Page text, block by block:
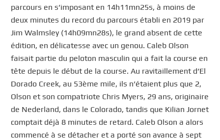
parcours en s’imposant en 14h11mn25s, à moins de
deux minutes du record du parcours établi en 2019 par
Jim Walmsley (14h09mn28s), le grand absent de cette
édition, en délicatesse avec un genou. Caleb Olson
faisait partie du peloton masculin qui a fait la course en
tête depuis le début de la course. Au ravitaillement d’El
Dorado Creek, au 53ème mile, ils n’étaient plus que 2,
Olson et son compatriote Chris Myers, 29 ans, originaire
de Nederland, dans le Colorado, tandis que Kilian Jornet
comptait déjà 8 minutes de retard. Caleb Olson a alors
commencé à se détacher et a porté son avance à sept